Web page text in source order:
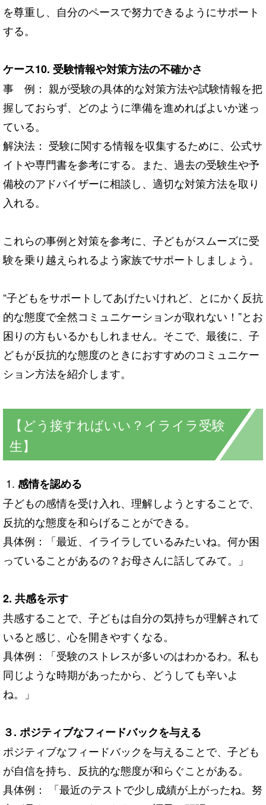
を尊重し、自分のペースで努力できるようにサポート
する。
ケース10. 受験情報や対策方法の不確かさ
事 例： 親が受験の具体的な対策方法や試験情報を把
握しておらず、どのように準備を進めればよいか迷っ
ている。
解決法： 受験に関する情報を収集するために、公式サ
イトや専門書を参考にする。また、過去の受験生や予
備校のアドバイザーに相談し、適切な対策方法を取り
入れる。
これらの事例と対策を参考に、子どもがスムーズに受
験を乗り越えられるよう家族でサポートしましょう。
“子どもをサポートしてあげたいけれど、とにかく反抗
的な態度で全然コミュニケーションが取れない！”とお
困りの方もいるかもしれません。そこで、最後に、子
どもが反抗的な態度のときにおすすめのコミュニケー
ション方法を紹介します。
【どう接すればいい？イライラ受験
生】
感情を認める
子どもの感情を受け入れ、理解しようとすることで、
反抗的な態度を和らげることができる。
具体例：「最近、イライラしているみたいね。何か困
っていることがあるの？お母さんに話してみて。」
2. 共感を示す
共感することで、子どもは自分の気持ちが理解されて
いると感じ、心を開きやすくなる。
具体例：「受験のストレスが多いのはわかるわ。私も
同じような時期があったから、どうしても辛いよ
ね。」
３. ポジティブなフィードバックを与える
ポジティブなフィードバックを与えることで、子ども
が自信を持ち、反抗的な態度が和らぐことがある。
具体例： 「最近のテストで少し成績が上がったね。努